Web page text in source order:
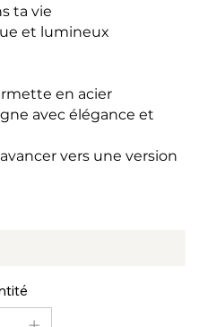
ta vie
et lumineux
en acier
avec élégance et
vers une version